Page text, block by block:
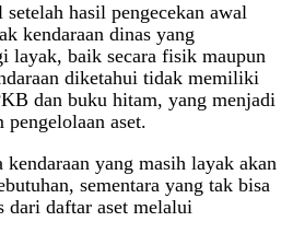
hasil pengecekan awal
kendaraan dinas yang
layak, baik secara fisik maupun
diketahui tidak memiliki
dan buku hitam, yang menjadi
pengelolaan aset.
kendaraan yang masih layak akan
sementara yang tak bisa
dari daftar aset melalui